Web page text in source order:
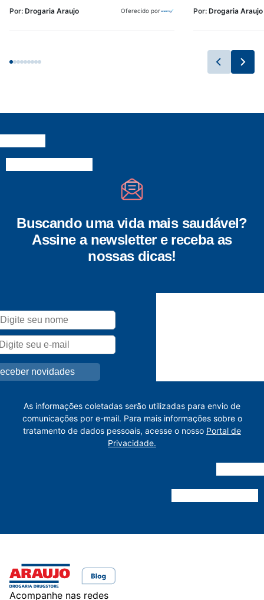
Por: Drogaria Araujo Oferecido por
Por: Drogaria Araujo
Buscando uma vida mais saudável?
Assine a newsletter e receba as
nossas dicas!
As informações coletadas serão utilizadas para envio de
comunicações por e-mail. Para mais informações sobre o
tratamento de dados pessoais, acesse o nosso Portal de
Privacidade.
Acompanhe nas redes